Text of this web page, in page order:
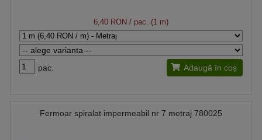
6,40 RON / pac. (1 m)
pac. Adaugă în coș
Fermoar spiralat impermeabil nr 7 metraj 780025